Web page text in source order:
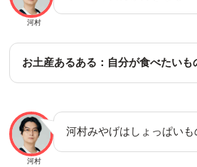
河村
お土産あるある：自分が食べたいも
河村
河村みやげはしょっぱい